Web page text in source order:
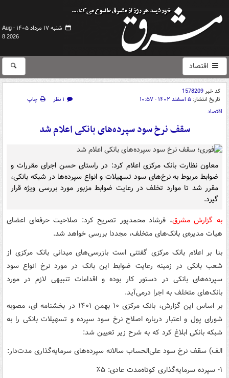
شنبه ۱۷ مرداد ۱۴۰۵ -
Aug
8 2026
اقتصاد
کد خبر1578209
تاریخ انتشار: ۵ اسفند ۱۴۰۲ - ۱۰:۵۷ ۱ نظر
چاپ
اقتصاد
سقف نرخ سود سپرده‌های بانکی اعلام شد
معاون نظارت بانک مرکزی اعلام کرد: در راستای حسن اجرای مقررات و
ضوابط مربوط به نرخ‌های سود تسهیلات و انواع سپرده‌ها در شبکه بانکی،
مقرر شد تا موارد تخلف در رعایت ضوابط مزبور مورد بررسی ویژه قرار
گیرد.
به گزارش مشرق، فرشاد محمدپور تصریح کرد: صلاحیت حرفه‌ای اعضای
هیات مدیره‌ی بانک‌های متخلف، مجددا بررسی خواهد شد.
بنا بر اعلام بانک مرکزی گفتنی است بازرسی‌های میدانی بانک مرکزی از
شعب بانکی در زمینه رعایت ضوابط این بانک در مورد نرخ انواع سود
سپرده‌های بانکی در دستور کار بوده و اقدامات تنبیهی لازم در مورد
بانک‌های متخلف به اجرا درمی‌آید.
بر اساس این گزارش، بانک مرکزی ۱۰ بهمن ۱۴۰۱ در بخشنامه ای، مصوبه
شورای پول و اعتبار درباره اصلاح نرخ سود سپرده و تسهیلات بانکی را به
شبکه بانکی ابلاغ کرد که به شرح زیر تعیین شد:
الف) سقف نرخ سود علی‌الحساب سالانه سپرده‌های سرمایه‌گذاری مدت‌دار:
۱- سپرده سرمایه‌گذاری کوتاه‌مدت عادی: ۵٪